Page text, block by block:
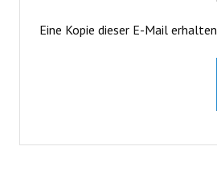
Eine Kopie dieser E-Mail erhalten